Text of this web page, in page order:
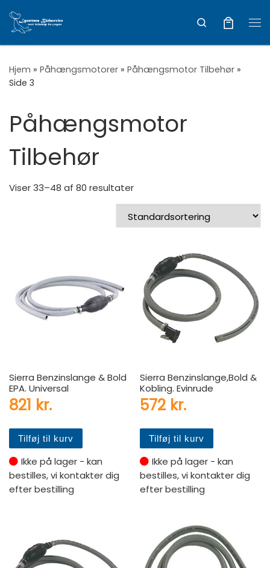
Vis hele indholdet
Search
Hjem » Påhængsmotorer » Påhængsmotor Tilbehør »
Side 3
Påhængsmotor
Tilbehør
Viser 33–48 af 80 resultater
Sierra Benzinslange & Bold
EPA. Universal
821 kr.
Tilføj til kurv
Ikke på lager - kan
bestilles, vi kontakter dig
efter bestilling
Sierra Benzinslange,Bold &
Kobling. Evinrude
572 kr.
Tilføj til kurv
Ikke på lager - kan
bestilles, vi kontakter dig
efter bestilling